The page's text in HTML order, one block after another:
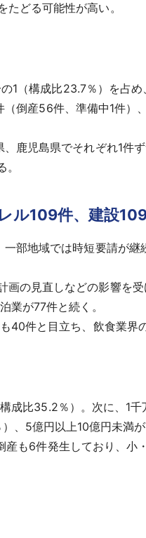
どる可能性が高い。
（構成比23.7％）を占め
倒産56件、準備中1件）
鹿児島県でそれぞれ1件
ル109件、建設
部地域では時短要請が継
の見直しなどの影響を受
業が77件と続く。
件と目立ち、飲食業界
成比35.2％）。次に、1
、5億円以上10億円未満が
も6件発生しており、小